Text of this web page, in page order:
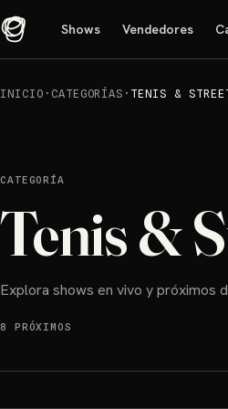
Shows Vendedores
INICIO · CATEGORÍAS · TENIS &
CATEGORÍA
Tenis &
Explora shows en vivo y próximos
8 PRÓXIMOS